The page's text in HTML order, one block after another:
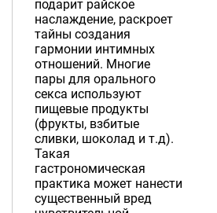
подарит райское
наслаждение, раскроет
тайны создания
гармонии интимных
отношений. Многие
пары для орального
секса используют
пищевые продукты
(фрукты, взбитые
сливки, шоколад и т.д).
Такая
гастрономическая
практика может нанести
существенный вред